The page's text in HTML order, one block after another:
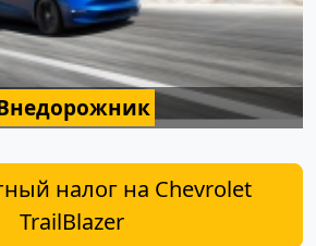
налог на Chevrolet
TrailBlazer